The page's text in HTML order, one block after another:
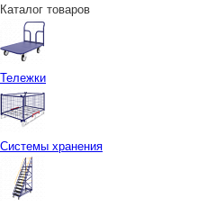
Каталог товаров
Тележки
Системы хранения